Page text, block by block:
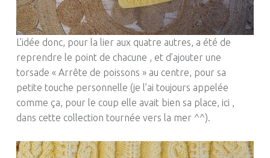
L’idée donc, pour la lier aux quatre autres, a été de
reprendre le point de chacune , et d’ajouter une
torsade « Arrête de poissons » au centre, pour sa
petite touche personnelle (je l’ai toujours appelée
comme ça, pour le coup elle avait bien sa place, ici ,
dans cette collection tournée vers la mer ^^).